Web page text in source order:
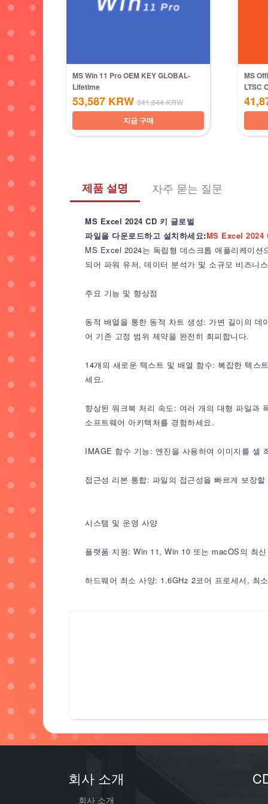
MS Win 11 Pro OEM KEY GLOBAL-
Lifetime
53,587 KRW 341,844KRW
지금 구매
MS
LTSC
제품 설명 자주 묻는 질문
MS Excel 2024 CD 키 글로벌
파일을 다운로드하고 설치하세요:MS Excel 2024
MS Excel 2024는 독립형 데스크톱 애플리케이
되어 파워 유저, 데이터 분석가 및 소규모 비즈니
주요 기능 및 향상점
동적 배열을 통한 동적 차트 생성: 가변 길이의
어 기존 고정 범위 제약을 완전히 회피합니다.
14개의 새로운 텍스트 및 배열 함수: 복잡한 텍스
세요.
향상된 워크북 처리 속도: 여러 개의 대형 파일과
소프트웨어 아키텍처를 경험하세요.
IMAGE 함수 기능: 엔진을 사용하여 이미지를 셀
접근성 리본 통합: 파일의 접근성을 빠르게 보장
시스템 및 운영 사양
플랫폼 지원: Win 11, Win 10 또는 macOS의 최
하드웨어 최소 사양: 1.6GHz 2코어 프로세서, 최
회사 소개
회사 소개